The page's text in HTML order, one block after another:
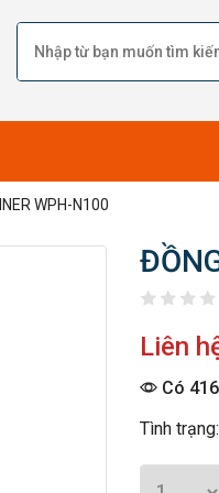
WPH-N100
Liên
Có
Tình